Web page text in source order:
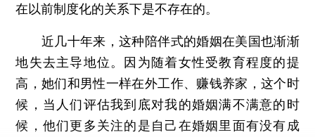
在以前制度化的关系下是不存在的。
近几十年来，这种陪伴式的婚姻在美国也渐渐
地失去主导地位。因为随着女性受教育程度的提
高，她们和男性一样在外工作、赚钱养家，这个时
候，当人们评估我到底对我的婚姻满不满意的时
候，他们更多关注的是自己在婚姻里面有没有成